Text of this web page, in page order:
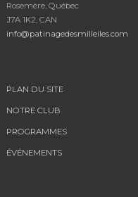
Rosemère, Québec
J7A 1K2, CAN
info@patinagedesmilleiles.com
PLAN DU SITE
NOTRE CLUB
PROGRAMMES
ÉVÉNEMENTS